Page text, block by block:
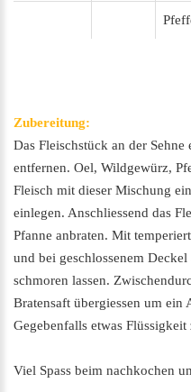
Zubereitung:
Das Fleischstück an der
entfernen. Oel, Wildgewürz,
Fleisch mit dieser Mischung
einlegen. Anschliessend das
Pfanne anbraten. Mit
und bei geschlossenem
schmoren lassen.
Bratensaft übergiessen um ein
Gegebenfalls etwas Flüssigkeit
Viel Spass beim nachkochen